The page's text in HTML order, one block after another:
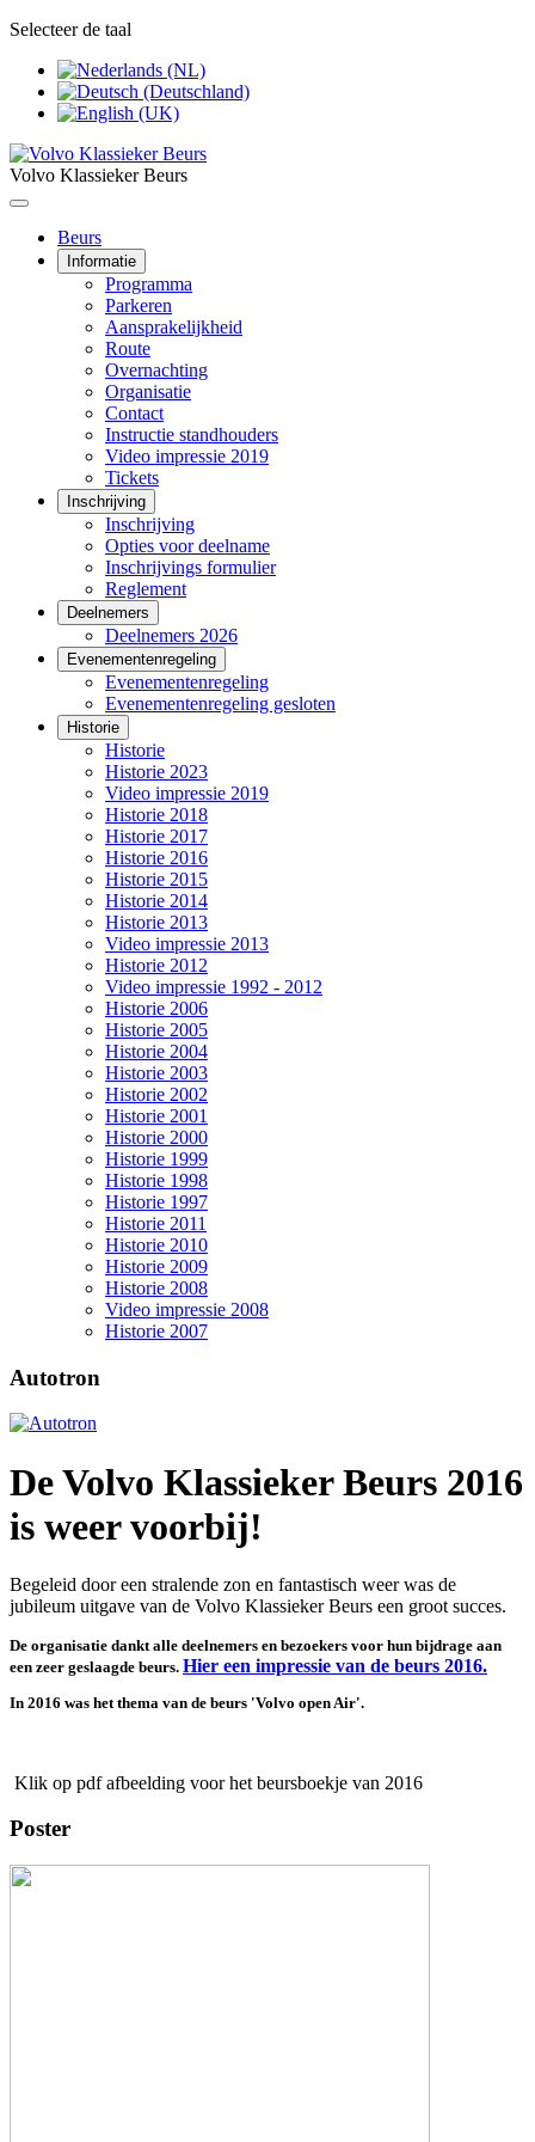
Selecteer de taal
Volvo Klassieker Beurs
Beurs
Informatie
Programma
Parkeren
Aansprakelijkheid
Route
Overnachting
Organisatie
Contact
Instructie standhouders
Video impressie 2019
Tickets
Inschrijving
Inschrijving
Opties voor deelname
Inschrijvings formulier
Reglement
Deelnemers
Deelnemers 2026
Evenementenregeling
Evenementenregeling
Evenementenregeling gesloten
Historie
Historie
Historie 2023
Video impressie 2019
Historie 2018
Historie 2017
Historie 2016
Historie 2015
Historie 2014
Historie 2013
Video impressie 2013
Historie 2012
Video impressie 1992 - 2012
Historie 2006
Historie 2005
Historie 2004
Historie 2003
Historie 2002
Historie 2001
Historie 2000
Historie 1999
Historie 1998
Historie 1997
Historie 2011
Historie 2010
Historie 2009
Historie 2008
Video impressie 2008
Historie 2007
Autotron
De Volvo Klassieker Beurs 2016
is weer voorbij!
Begeleid door een stralende zon en fantastisch weer was de
jubileum uitgave van de Volvo Klassieker Beurs een groot succes.
De organisatie dankt alle deelnemers en bezoekers voor hun bijdrage aan
een zeer geslaagde beurs. Hier een impressie van de beurs 2016.
In 2016 was het thema van de beurs 'Volvo open Air'.
Klik op pdf afbeelding voor het beursboekje van 2016
Poster